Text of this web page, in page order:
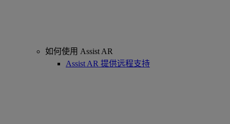
如何使用 Assist AR
Assist AR 提供远程支持